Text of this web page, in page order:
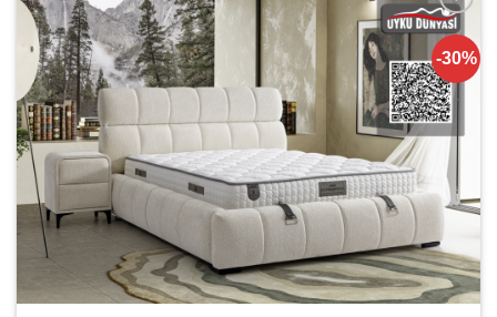
-30%
Добавяне
към
списъка с
харесани
продукти